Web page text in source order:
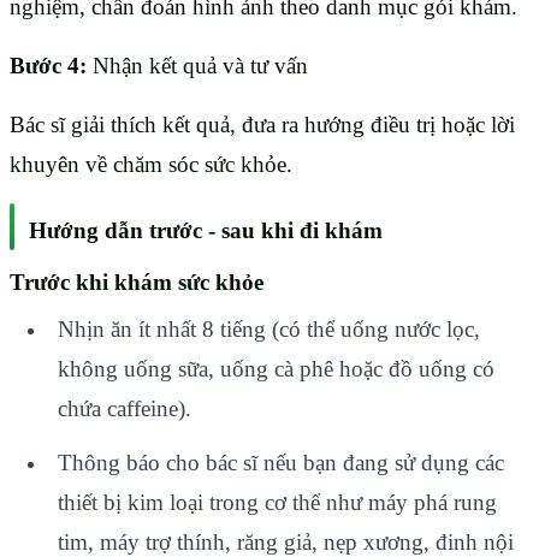
nghiệm, chẩn đoán hình ảnh theo danh mục gói khám.
Bước 4: Nhận kết quả và tư vấn
Bác sĩ giải thích kết quả, đưa ra hướng điều trị hoặc lời
khuyên về chăm sóc sức khỏe.
Hướng dẫn trước - sau khi đi khám
Trước khi khám sức khỏe
Nhịn ăn ít nhất 8 tiếng (có thể uống nước lọc,
không uống sữa, uống cà phê hoặc đồ uống có
chứa caffeine).
Thông báo cho bác sĩ nếu bạn đang sử dụng các
thiết bị kim loại trong cơ thể như máy phá rung
tim, máy trợ thính, răng giả, nẹp xương, đinh nội